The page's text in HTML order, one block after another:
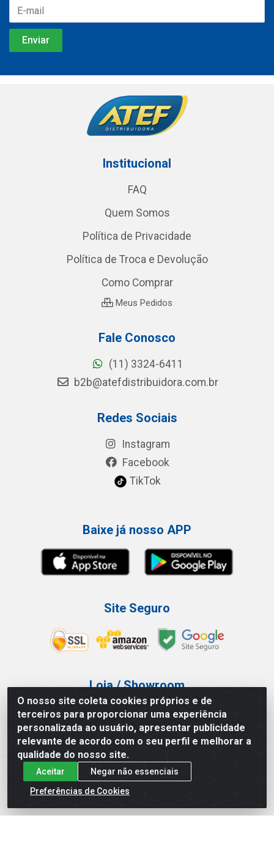
O nosso site coleta cookies próprios e de
terceiros para proporcionar uma experiência
personalizada ao usuário, apresentar publicidade
relevante de acordo com o seu perfil e melhorar a
qualidade do nosso site.
Aceitar
Negar não essenciais
Preferências de Cookies
Institucional
FAQ
Quem Somos
Política de Privacidade
Política de Troca e Devolução
Como Comprar
Meus Pedidos
Fale Conosco
(11) 3324-6411
b2b@atefdistribuidora.com.br
Redes Sociais
Instagram
Facebook
TikTok
Baixe já nosso APP
Site Seguro
Loja / Showroom
Tel.: (11) 3227-0546
Av Vautier, 587/597 - Pari - São Paulo/SP
Atef Distribuidora LTDA - Av. Vautier, 585/597 - Pari - São
Paulo/SP - CEP 03.032-000 - CNPJ 27.717.135/0001-29